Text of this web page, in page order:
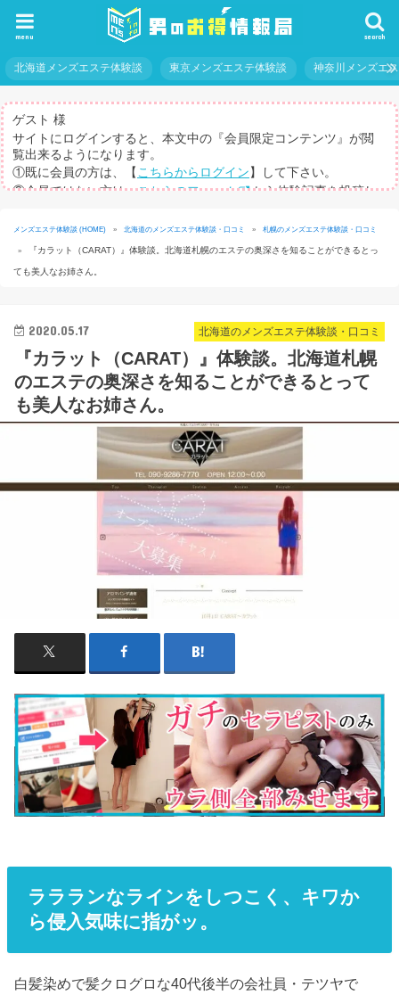
search
menu
北海道メンズエステ体験談 東京メンズエステ体験談 神奈川メンズエ
ゲスト 様
サイトにログインすると、本文中の『会員限定コンテンツ』が閲
覧出来るようになります。
①既に会員の方は、【 こちらからログイン 】して下さい。
②会員ではない方は、こちらのフォーム
から体験記事を投稿し
※体験記事が書けない方や、すべての記事を閲覧したい方のため
メンズエステ体験談 (HOME) » 北海道のメンズエステ体験談・口コミ » 札幌のメンズエステ体験談・口コミ
» 『カラット（CARAT）』体験談。北海道札幌のエステの奥深さを知ることができるとっ
ても美人なお姉さん。
北海道のメンズエステ体験談・口コミ
2020.05.17
『カラット（CARAT）』体験談。北海道札幌
のエステの奥深さを知ることができるとって
も美人なお姉さん。
ララランなラインをしつこく、キワか
ら侵入気味に指がッ。
白髪染めで髪クログロな40代後半の会社員・テツヤで